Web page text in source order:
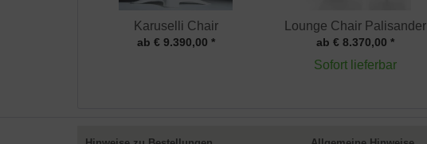
Karuselli Chair
ab € 9.390,00 *
Lounge Chair Palisander
ab € 8.370,00 *
Sofort lieferbar